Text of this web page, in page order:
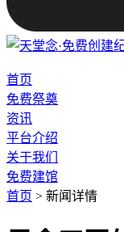
首页
免费祭奠
资讯
平台介绍
关于我们
免费建馆
首页 > 新闻详情